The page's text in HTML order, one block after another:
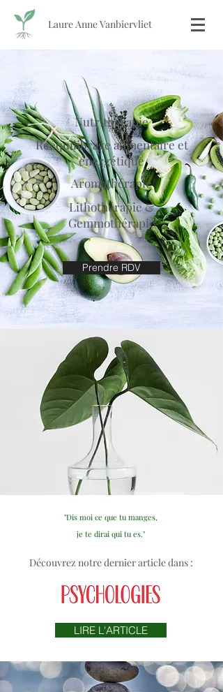
Laure Anne Vanbiervliet
Nutrithérapie
Rééquilibrage alimentaire et
énergétique
Aromathérapie
Lithothérapie &
Gemmothérapie
Prendre RDV
"Dis moi ce que tu manges,
je te dirai qui tu es."
Découvrez notre dernier article dans :
LIRE L'ARTICLE